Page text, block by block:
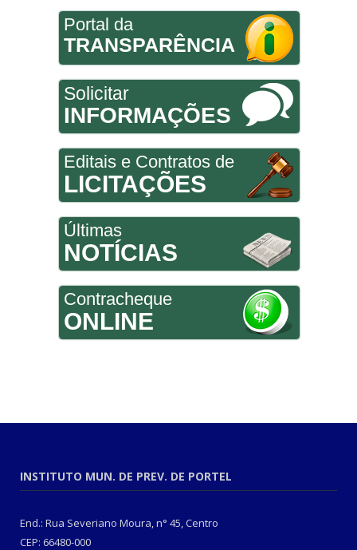
Portal da
TRANSPARÊNCIA
Solicitar
INFORMAÇÕES
Editais e Contratos de
LICITAÇÕES
Últimas
NOTÍCIAS
Contracheque
ONLINE
INSTITUTO MUN. DE PREV. DE PORTEL
End.: Rua Severiano Moura, n° 45, Centro
CEP: 66480-000